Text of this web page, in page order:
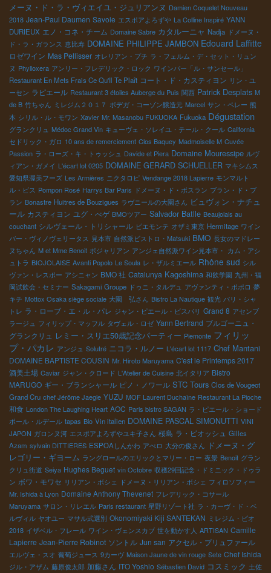
メーヌ・ド・ラ・ヴィエイユ・ジュリアンヌ Damien Coquelet Nouveau
2018 Jean-Paul Daumen Savoie エスポアよろずや La Colline Inspiré YANN
DURIEUX エノ・コネ・チーム Domaine Sabre カタルーニャ Nadja ドメーヌ・
ド・ラ・ガランス 恵比寿 DOMAINE PHILIPPE JAMBON Edouard Laffitte
ロゼワイン Mas Pellisser オレリアン・プチ ラ・フェルム・デ・セット・リュン
ヌ Phylloxera アンリー・フレデリック・ロック ワインバー「ル・サンセール」
Restaurant En Mets Frais Ce Qu'Il Te Plaît コート・ド・カスティヨン リン・ユ
ーセン ラピエール Restaurant 3 étoiles Auberge du Puis 関西 Patrick Desplats M
de B 竹ちゃん ミレジム２０１７ ボデガ・コーゾン醸造元 Marcel サン・ペレー 熊
本 シリル・ル・モワン Xavier Mr. Masanobu FUKUOKA Fukuoka Dégustation
グランクリュ Médoc Grand Vin キューヴェ・ソレイユ・テール・クール California
セドリック・ガロ 10 ans de remerciement Clos Baquey Madmoiselle M Cuvée
Passion ラ・ローズ・キ・トゥッシュ Davide et Piera Domaine Mouressipe ルヴ
ィアン・ガメイ L'écart lot 0205 DOMAINE GERARD SCHUELLER マキシムス
愛知県渥美フーズ Les Armières ニクタロピ Vendange 2018 Lapierre モンマルト
ル・ビス Pompon Rosé Harrys Bar Paris ドメーヌ・ド・ボスラン ブラン・ド・ブ
ラン Bonastre Huitres de Bouzigues ラヴニールの大園さん ビュヴォン・ナチュ
ール カスティヨン ユグ・べゲ BMOツアー Salvador Batlle Beaujolais au
couchant シルヴェール・トリシャール ピエモンテ オザミ東京 Hermitage ワイン
バー・ヴィノヴェリータス 見本市 自然派ビストロ・Matsuki BMO 長女のマドレー
ヌちゃん M et Mme Benoit ボジャリアン アンジェ自然派ワイン見本市・ カム・アシ
ュトラ BIOJOLAISE Avanti Popolo Le Soula レ・ザルミエール Rhône sud シル
ヴァン・レスポー アシニャン BMO 社 Catalunya Kagoshima 和飲学園 九州・福
岡試飲会・セミナー Sakagami Groupe ドゥニ・タルデュ アヴァンティ・ポポロ 夢
キチ Mottox Osaka siège sociale 大園 弘さん Bistro La Nautique 観光 パリ・シャ
トレ ラ・ローブ・エ・ル・パレ ジャン・ピエール・ビスパリ Grand 8 アセンブ
ラージュ フィリップ・マッフル タヴェル・ロゼ Yann Bertrand ブルゴーニュ・
グランクリュ レミー・スリエ50歳記念パーティー Piemonte フィリッ
プ・パカレ アンジュ Solutré ニコラ・ルノー L'écart lot 1117 Chef Mantani
DOMAINE BAPTISTE COUSIN Mr. Hiroto Maruyama C'est le Printemps 2017
酒美土場 Caviar ジャン・クロード L'Atelier de Cuisine 北イタリア Bistro
MARUGO ギー・ブランシャール ピノ・ノワール STC Tours Clos de Vougeot
Grand Cru chef Jérôme Jaegle YUZU MOF Laurent Duchaîne Restaurant La Pioche
和食 London The Laughing Heart AOC Paris bistro SAGAN ラ・ピエール・ショード
ポール・ルデール tapas Bio Vin italien DOMAINE PASCAL SIMONUTTI VINI
JAPON ガロンヌ河 エスポアよろずやユキ子さん 桜島 ラ・ピオッシュ Gilles
Azam sylvain DITTIERES ESPOAしんかわ アぺロ 大分の俊さん ドメーヌ・グ
レゴリー・ギヨーム ラングロールのエリックとマリー・ロー 夜景 Benoit グラン
クリュ街道 Seiya Hughes Beguet vin Octobre 収穫29回記念・ドミニック・ドゥラ
ン ボワ・モワセ リリアン・ボシェ ドメーヌ・リリアン・ボシェ フィロソフィー
Mr. Ishida à Lyon Domaine Anthony Thevenet フレデリック・コサール
Maruyama サロン・リレエル Paris restaurant 星野リゾート社 ラ・カーヴ・ド・ベ
ルヴィル ヤオユー マサル式選別 Okonomiyaki Kiji SANTEKAN ミレジム・ビオ
2018 イザベル・フレール ワイン・ヴェンスカブ 世を動かす人 ARTISAN Camille
Lapierre Jean-Pierre Robinot ソントル Jun san アクセル・プリュファール
エルヴェ・スオ 葡萄ジュース 9カーヴ Maison Jaune de vin rouge Sete Chef Ishida
ジル・アザム 藤原俊太郎 加藤さん ITO Yoshio Sébastien David コスミック 土佐